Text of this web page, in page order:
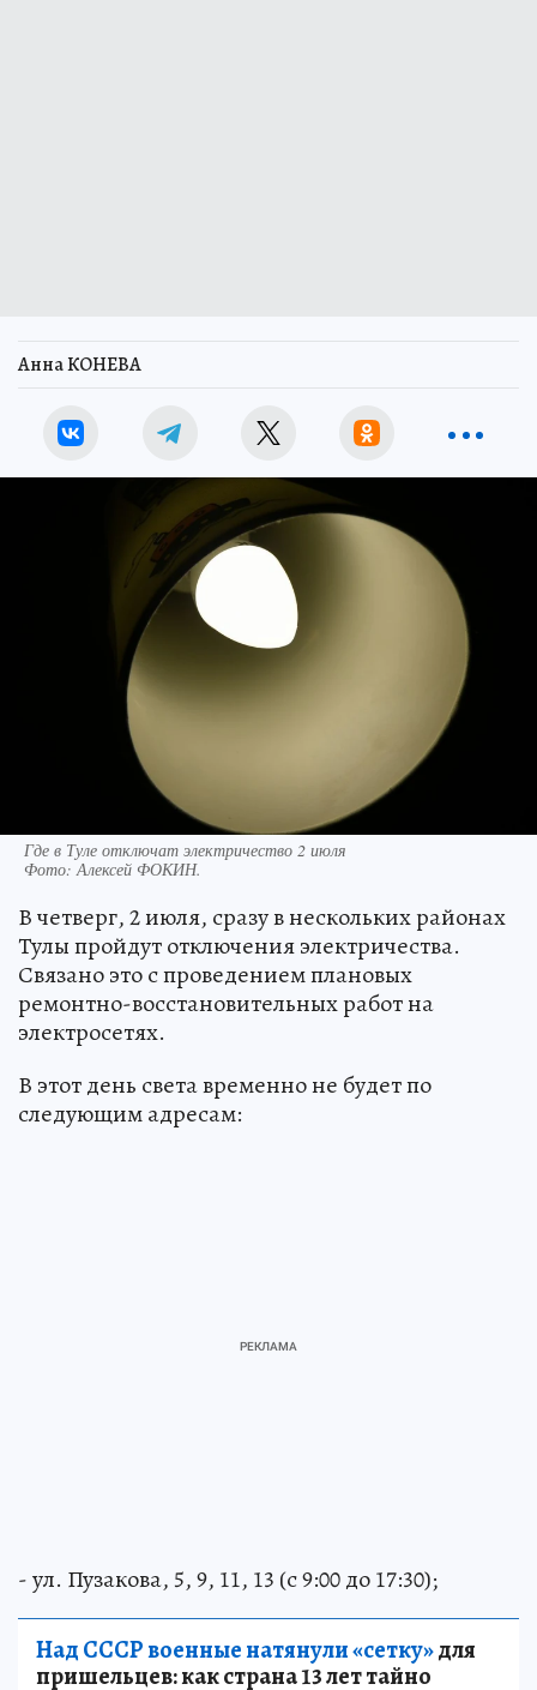
Анна КОНЕВА
Где в Туле отключат электричество 2 июля
Фото:Алексей ФОКИН.
В четверг, 2 июля, сразу в нескольких районах
Тулы пройдут отключения электричества.
Связано это с проведением плановых
ремонтно-восстановительных работ на
электросетях.
В этот день света временно не будет по
следующим адресам:
- ул. Пузакова, 5, 9, 11, 13 (с 9:00 до 17:30);
Над СССР военные натянули «сетку»для
пришельцев: как страна 13 лет тайно